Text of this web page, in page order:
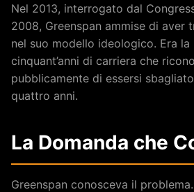
Nel 2013, interrogato dal
2008, Greenspan ammise di aver
nel suo modello ideologico. Era
cinquant’anni di carriera che
pubblicamente di essersi
quattro anni.
La Domanda che
Greenspan conosceva il